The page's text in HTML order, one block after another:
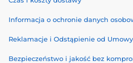
Informacja o ochronie danych
Reklamacje i Odstąpienie od Umowy
Bezpieczeństwo i jakość bez